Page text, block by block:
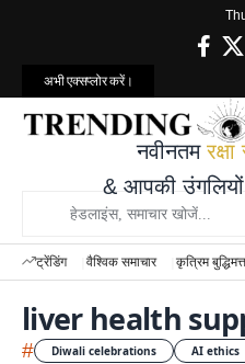
अभी एक्सप्लोर करें।
नवीनतम
& आपकी उंगलियों
ट्रेंडिंग वैश्विक समाचार कृत्रिम
liver health
# Diwali celebrations AI ethics